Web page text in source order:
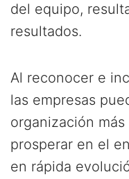
del equipo,
resultados.
Al reconocer e
las empresas
organización
prosperar en el
en rápida